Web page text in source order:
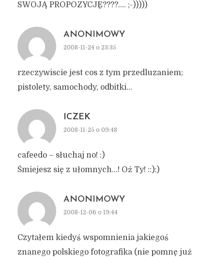
SWOJĄ PROPOZYCJĘ????…. ;-)))))
ANONIMOWY
2008-11-24 o 23:35
rzeczywiscie jest cos z tym przedluzaniem;
pistolety, samochody, odbitki…
ICZEK
2008-11-25 o 09:48
cafeedo – słuchaj no! :)
Śmiejesz się z ułomnych…! Oż Ty! ::):)
ANONIMOWY
2008-12-06 o 19:44
Czytałem kiedyś wspomnienia jakiegoś
znanego polskiego fotografika (nie pomnę już